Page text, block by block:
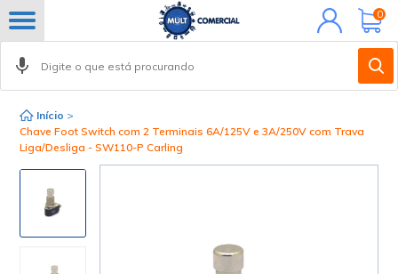
Minha
conta
0
Início >
Chave Foot Switch com 2 Terminais 6A/125V e 3A/250V com Trava
Liga/Desliga - SW110-P Carling